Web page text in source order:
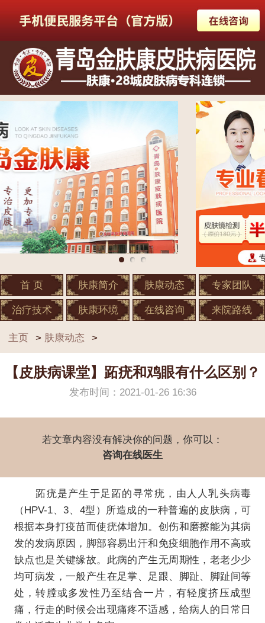
首 页 肤康简介 肤康动态 专家团队
治疗技术 肤康环境 在线咨询 来院路线
主页 > 肤康动态 >
【皮肤病课堂】跖疣和鸡眼有什么区别？
发布时间：2021-01-26 16:36
若文章内容没有解决你的问题，你可以：
咨询在线医生
跖疣是产生于足跖的寻常疣，由人人乳头病毒
（HPV-1、3、4型）所造成的一种普遍的皮肤病，可
根据本身打疫苗而使疣体增加。创伤和磨擦能为其病
发的发病原因，脚部容易出汗和免疫细胞作用不高或
缺点也是关键缘故。此病的产生无周期性，老老少少
均可病发，一般产生在足掌、足跟、脚趾、脚趾间等
处，转膛或多发性乃至结合一片，有轻度挤压成型
痛，行走的时候会出现痛疼不适感，给病人的日常日